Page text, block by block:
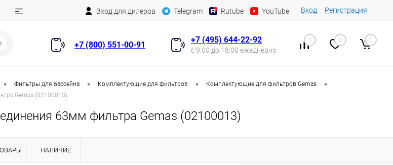
Вход для дилеров Telegram Rutube YouTube Вход Регистрация
+7 (800) 551-00-91
+7 (495) 644-22-92
с 9:00 до 18:00 ежедневно
0 0 0
• Фильтры для бассейна • Комплектующие для фильтров • Комплектующие для фильтров Gemas •
Gemas (02100013)
63мм фильтра Gemas (02100013)
НАЛИЧИЕ